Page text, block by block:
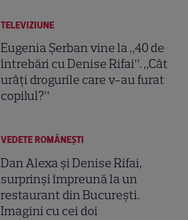
TELEVIZIUNE
Eugenia Șerban vine la „40 de
întrebări cu Denise Rifai”. „Cât
urâţi drogurile care v-au furat
copilul?”
VEDETE ROMÂNEŞTI
Dan Alexa și Denise Rifai,
surprinși împreună la un
restaurant din București.
Imagini cu cei doi